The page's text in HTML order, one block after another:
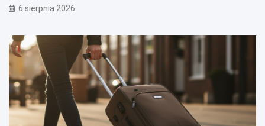
6 sierpnia 2026